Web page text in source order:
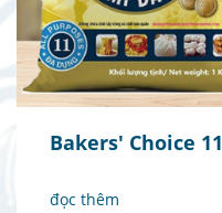
Bakers' Choice 11
đọc thêm